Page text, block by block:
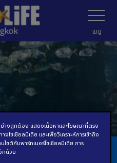
เลือก
เมนู
เมนู
การ
อย่างถูกต้อง แสดงเนื้อหาและโฆษณาที่ตรง
ซเชียลมีเดีย และเพื่อวิเคราะห์การเข้าถึง
ไซต์กับพาร์ทเนอร์โซเชียลมีเดีย การ
กด้วย